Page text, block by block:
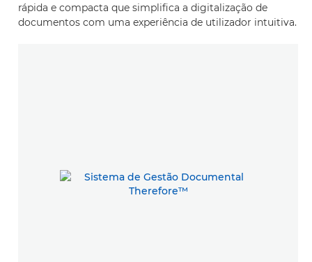
rápida e compacta que simplifica a digitalização de
documentos com uma experiência de utilizador intuitiva.